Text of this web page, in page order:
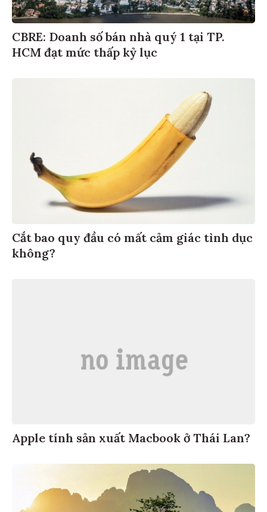
CBRE: Doanh số bán nhà quý 1 tại TP.
HCM đạt mức thấp kỷ lục
Cắt bao quy đầu có mất cảm giác tình dục
không?
Apple tính sản xuất Macbook ở Thái Lan?